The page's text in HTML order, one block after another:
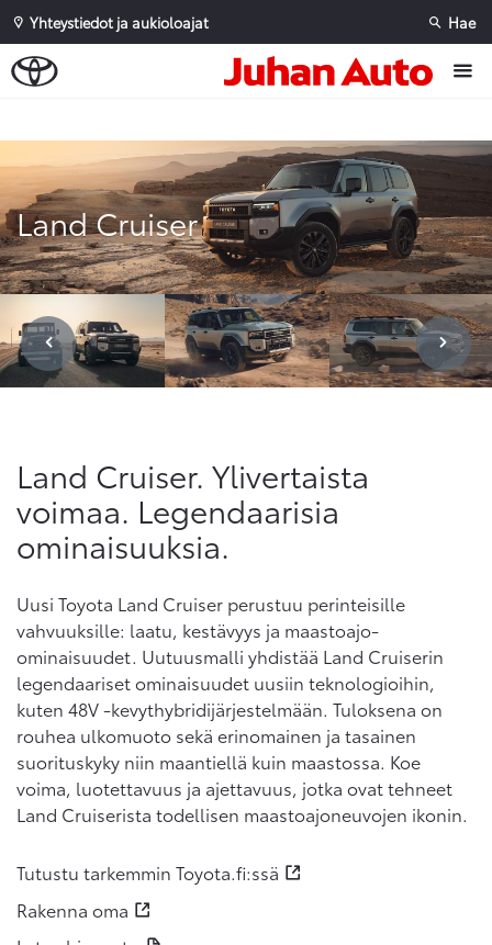
Yhteystiedot ja aukioloajat Hae
Land Cruiser
Land Cruiser. Ylivertaista
voimaa. Legendaarisia
ominaisuuksia.
Uusi Toyota Land Cruiser perustuu perinteisille
vahvuuksille: laatu, kestävyys ja maastoajo-
ominaisuudet. Uutuusmalli yhdistää Land Cruiserin
legendaariset ominaisuudet uusiin teknologioihin,
kuten 48V -kevythybridijärjestelmään. Tuloksena on
rouhea ulkomuoto sekä erinomainen ja tasainen
suorituskyky niin maantiellä kuin maastossa. Koe
voima, luotettavuus ja ajettavuus, jotka ovat tehneet
Land Cruiserista todellisen maastoajoneuvojen ikonin.
Tutustu tarkemmin Toyota.fi:ssä
Rakenna oma